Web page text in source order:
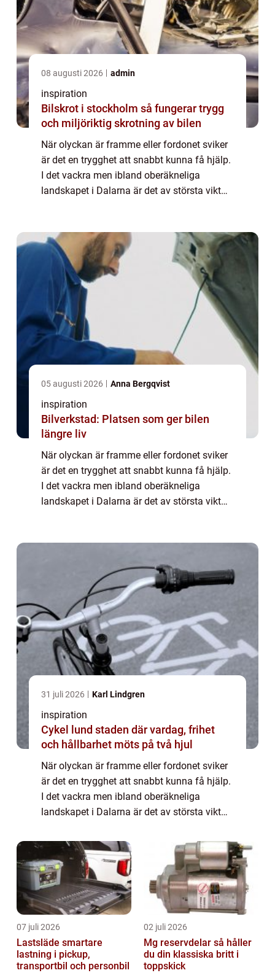
08 augusti 2026 admin
inspiration
Bilskrot i stockholm så fungerar trygg
och miljöriktig skrotning av bilen
När olyckan är framme eller fordonet sviker
är det en trygghet att snabbt kunna få hjälp.
I det vackra men ibland oberäkneliga
landskapet i Dalarna är det av största vikt
05 augusti 2026 Anna Bergqvist
inspiration
Bilverkstad: Platsen som ger bilen
längre liv
När olyckan är framme eller fordonet sviker
är det en trygghet att snabbt kunna få hjälp.
I det vackra men ibland oberäkneliga
landskapet i Dalarna är det av största vikt
31 juli 2026 Karl Lindgren
inspiration
Cykel lund staden där vardag, frihet
och hållbarhet möts på två hjul
När olyckan är framme eller fordonet sviker
är det en trygghet att snabbt kunna få hjälp.
I det vackra men ibland oberäkneliga
landskapet i Dalarna är det av största vikt
07 juli 2026
Lastsläde smartare
lastning i pickup,
transportbil och personbil
02 juli 2026
Mg reservdelar så håller
du din klassiska britt i
toppskick